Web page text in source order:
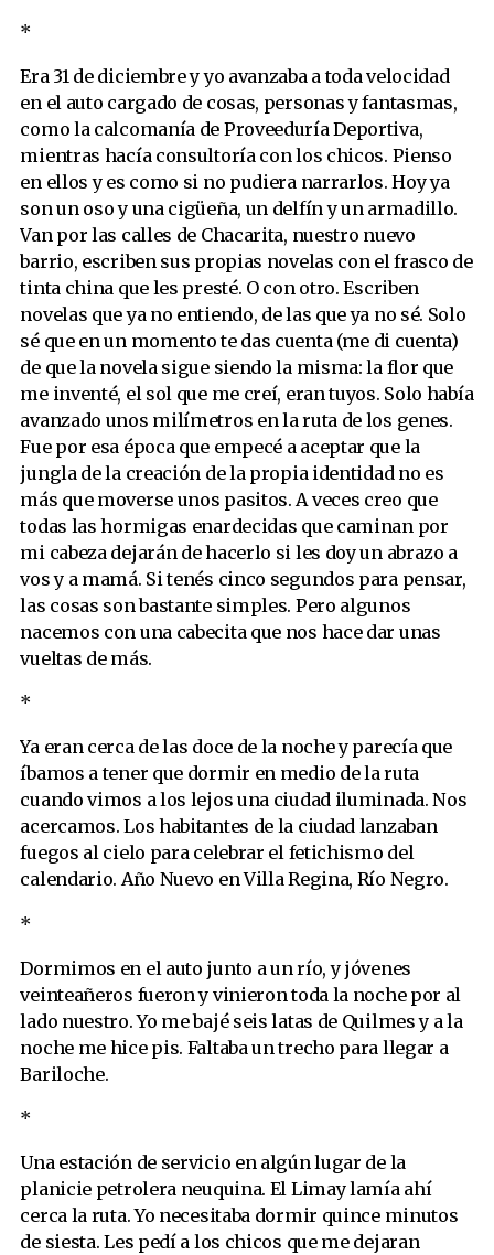
*
Era 31 de diciembre y yo avanzaba a toda velocidad
en el auto cargado de cosas, personas y fantasmas,
como la calcomanía de Proveeduría Deportiva,
mientras hacía consultoría con los chicos. Pienso
en ellos y es como si no pudiera narrarlos. Hoy ya
son un oso y una cigüeña, un delfín y un armadillo.
Van por las calles de Chacarita, nuestro nuevo
barrio, escriben sus propias novelas con el frasco de
tinta china que les presté. O con otro. Escriben
novelas que ya no entiendo, de las que ya no sé. Solo
sé que en un momento te das cuenta (me di cuenta)
de que la novela sigue siendo la misma: la flor que
me inventé, el sol que me creí, eran tuyos. Solo había
avanzado unos milímetros en la ruta de los genes.
Fue por esa época que empecé a aceptar que la
jungla de la creación de la propia identidad no es
más que moverse unos pasitos. A veces creo que
todas las hormigas enardecidas que caminan por
mi cabeza dejarán de hacerlo si les doy un abrazo a
vos y a mamá. Si tenés cinco segundos para pensar,
las cosas son bastante simples. Pero algunos
nacemos con una cabecita que nos hace dar unas
vueltas de más.
*
Ya eran cerca de las doce de la noche y parecía que
íbamos a tener que dormir en medio de la ruta
cuando vimos a los lejos una ciudad iluminada. Nos
acercamos. Los habitantes de la ciudad lanzaban
fuegos al cielo para celebrar el fetichismo del
calendario. Año Nuevo en Villa Regina, Río Negro.
*
Dormimos en el auto junto a un río, y jóvenes
veinteañeros fueron y vinieron toda la noche por al
lado nuestro. Yo me bajé seis latas de Quilmes y a la
noche me hice pis. Faltaba un trecho para llegar a
Bariloche.
*
Una estación de servicio en algún lugar de la
planicie petrolera neuquina. El Limay lamía ahí
cerca la ruta. Yo necesitaba dormir quince minutos
de siesta. Les pedí a los chicos que me dejaran